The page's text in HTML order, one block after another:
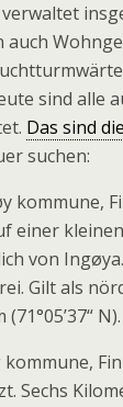
auch
sind alle
Das sind
suchen:
kommune,
einer
von
Gilt als
N).
kommune,
Sechs